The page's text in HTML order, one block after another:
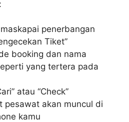
penerbangan
Tiket”
booking dan nama
yang tertera pada
atau “Check”
pesawat akan muncul di
kamu